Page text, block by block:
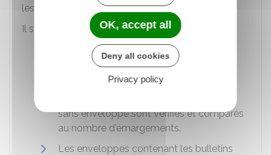
les
sollicités au cours de la journée.
Il se décompose en plusieurs étapes :
Les membres du bureau comptent les
émargements.
L'urne est ouverte. Le nombre
sans enveloppe sont vérifiés et comparés
au nombre d'émargements.
Les enveloppes contenant les bulletins
OK, accept all
Deny all cookies
Privacy policy